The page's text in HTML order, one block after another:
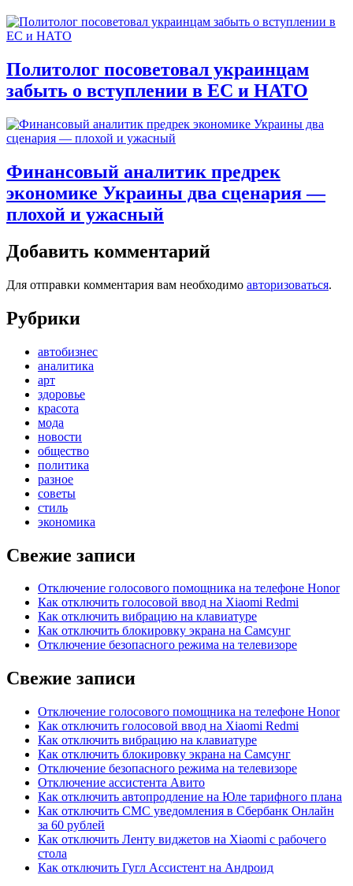
Политолог посоветовал украинцам
забыть о вступлении в ЕС и НАТО
Финансовый аналитик предрек
экономике Украины два сценария —
плохой и ужасный
Добавить комментарий
Для отправки комментария вам необходимо авторизоваться.
Рубрики
автобизнес
аналитика
арт
здоровье
красота
мода
новости
общество
политика
разное
советы
стиль
экономика
Свежие записи
Отключение голосового помощника на телефоне Honor
Как отключить голосовой ввод на Xiaomi Redmi
Как отключить вибрацию на клавиатуре
Как отключить блокировку экрана на Самсунг
Отключение безопасного режима на телевизоре
Свежие записи
Отключение голосового помощника на телефоне Honor
Как отключить голосовой ввод на Xiaomi Redmi
Как отключить вибрацию на клавиатуре
Как отключить блокировку экрана на Самсунг
Отключение безопасного режима на телевизоре
Отключение ассистента Авито
Как отключить автопродление на Юле тарифного плана
Как отключить СМС уведомления в Сбербанк Онлайн
за 60 рублей
Как отключить Ленту виджетов на Xiaomi с рабочего
стола
Как отключить Гугл Ассистент на Андроид